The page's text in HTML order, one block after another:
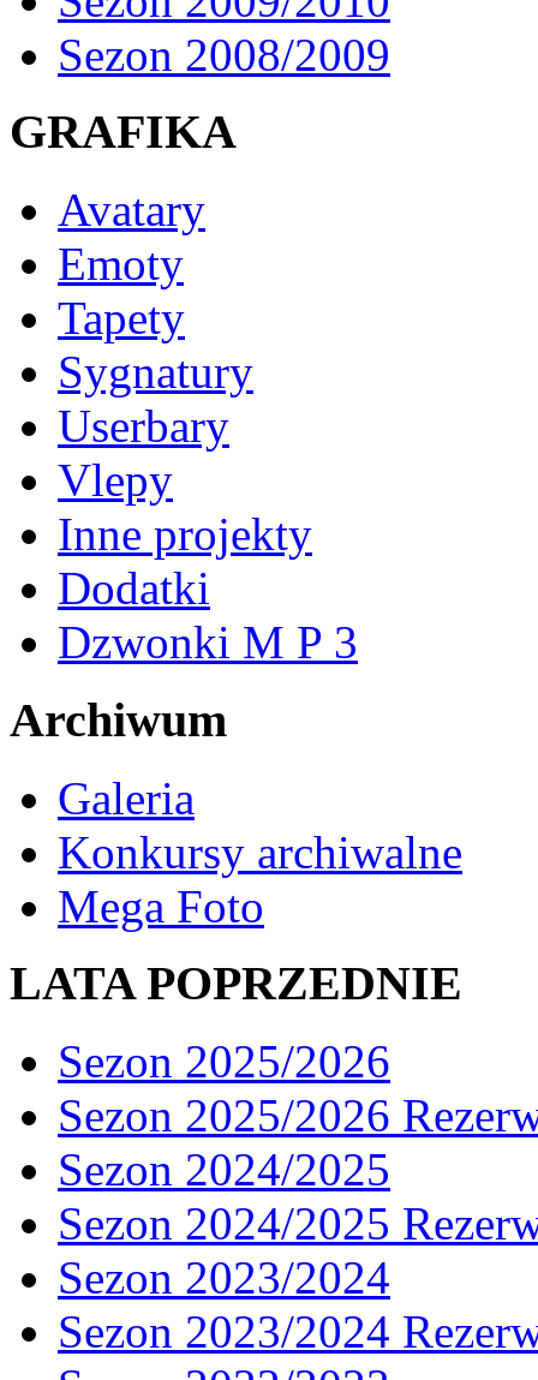
Sezon 2008/2009
GRAFIKA
Avatary
Emoty
Tapety
Sygnatury
Userbary
Vlepy
Inne projekty
Dodatki
Dzwonki M P 3
Archiwum
Galeria
Konkursy archiwalne
Mega Foto
LATA POPRZEDNIE
Sezon 2025/2026
Sezon 2025/2026
Sezon 2024/2025
Sezon 2024/2025
Sezon 2023/2024
Sezon 2023/2024